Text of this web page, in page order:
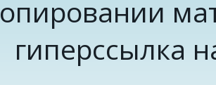
гиперссылка